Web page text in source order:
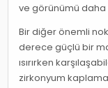
ve görünümü
Bir diğer önemli
derece güçlü bir
ısırırken
zirkonyum